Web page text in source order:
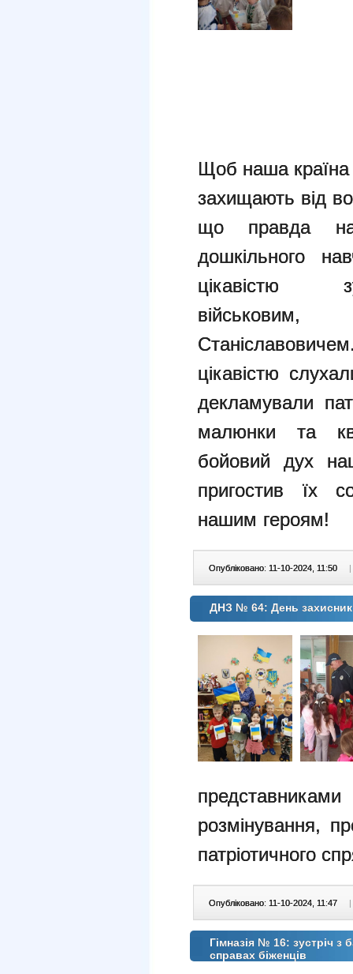
Щоб наша
захищають від
що правда
дошкільного
цікавістю
цікавістю
декламували
малюнки та
бойовий дух
пригостив їх
нашим героям!
Опубліковано: 11-10-2024, 11:50 |
ДНЗ № 64: День
розмінування,
патріотичного
Опубліковано: 11-10-2024, 11:47 |
Гімназія № 16: зустріч з
справах біженців